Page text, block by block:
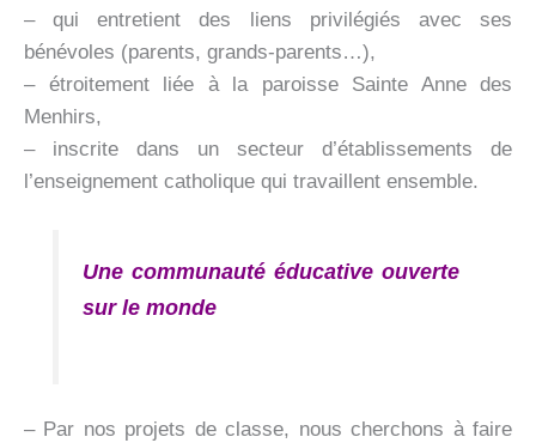
– qui entretient des liens privilégiés avec ses
bénévoles (parents, grands-parents…),
– étroitement liée à la paroisse Sainte Anne des
Menhirs,
– inscrite dans un secteur d’établissements de
l’enseignement catholique qui travaillent ensemble.
Une communauté éducative ouverte
sur le monde
– Par nos projets de classe, nous cherchons à faire